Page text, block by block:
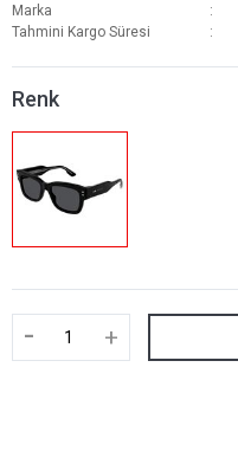
Marka
Tahmini Kargo Süresi
Renk
- +